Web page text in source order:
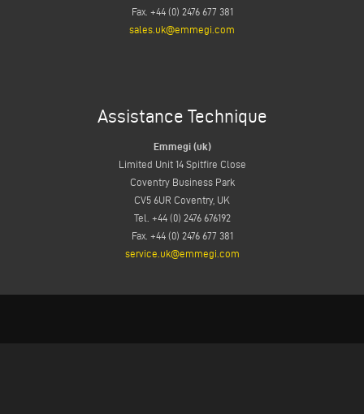
Fax. +44 (0) 2476 677 381
sales.uk@emmegi.com
Assistance Technique
Emmegi (uk)
Limited Unit 14 Spitfire Close
Coventry Business Park
CV5 6UR Coventry, UK
Tel. +44 (0) 2476 676192
Fax. +44 (0) 2476 677 381
service.uk@emmegi.com